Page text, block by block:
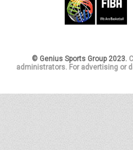
© Genius Sports Group 2023.
administrators. For advertising or